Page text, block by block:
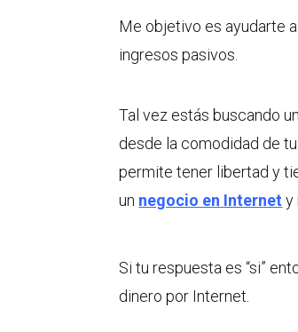
Me objetivo es ayudarte
ingresos pasivos.
Tal vez estás buscando
desde la comodidad de
permite tener libertad y
un negocio en Internet y
Si tu respuesta es “si”
dinero por Internet.